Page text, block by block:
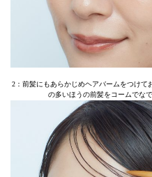
2：前髪にもあらかじめヘアバームをつけ
の多いほうの前髪をコームでな